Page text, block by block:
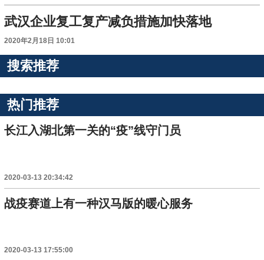
武汉企业复工复产减负措施加快落地
2020年2月18日 10:01
搜索推荐
热门推荐
长江入湖北第一关的“疫”线守门员
2020-03-13 20:34:42
战疫赛道上有一种汉马版的暖心服务
2020-03-13 17:55:00